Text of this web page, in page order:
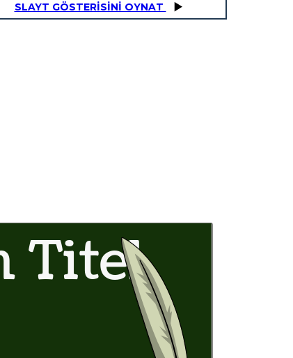
SLAYT GÖSTERİSİNİ OYNAT